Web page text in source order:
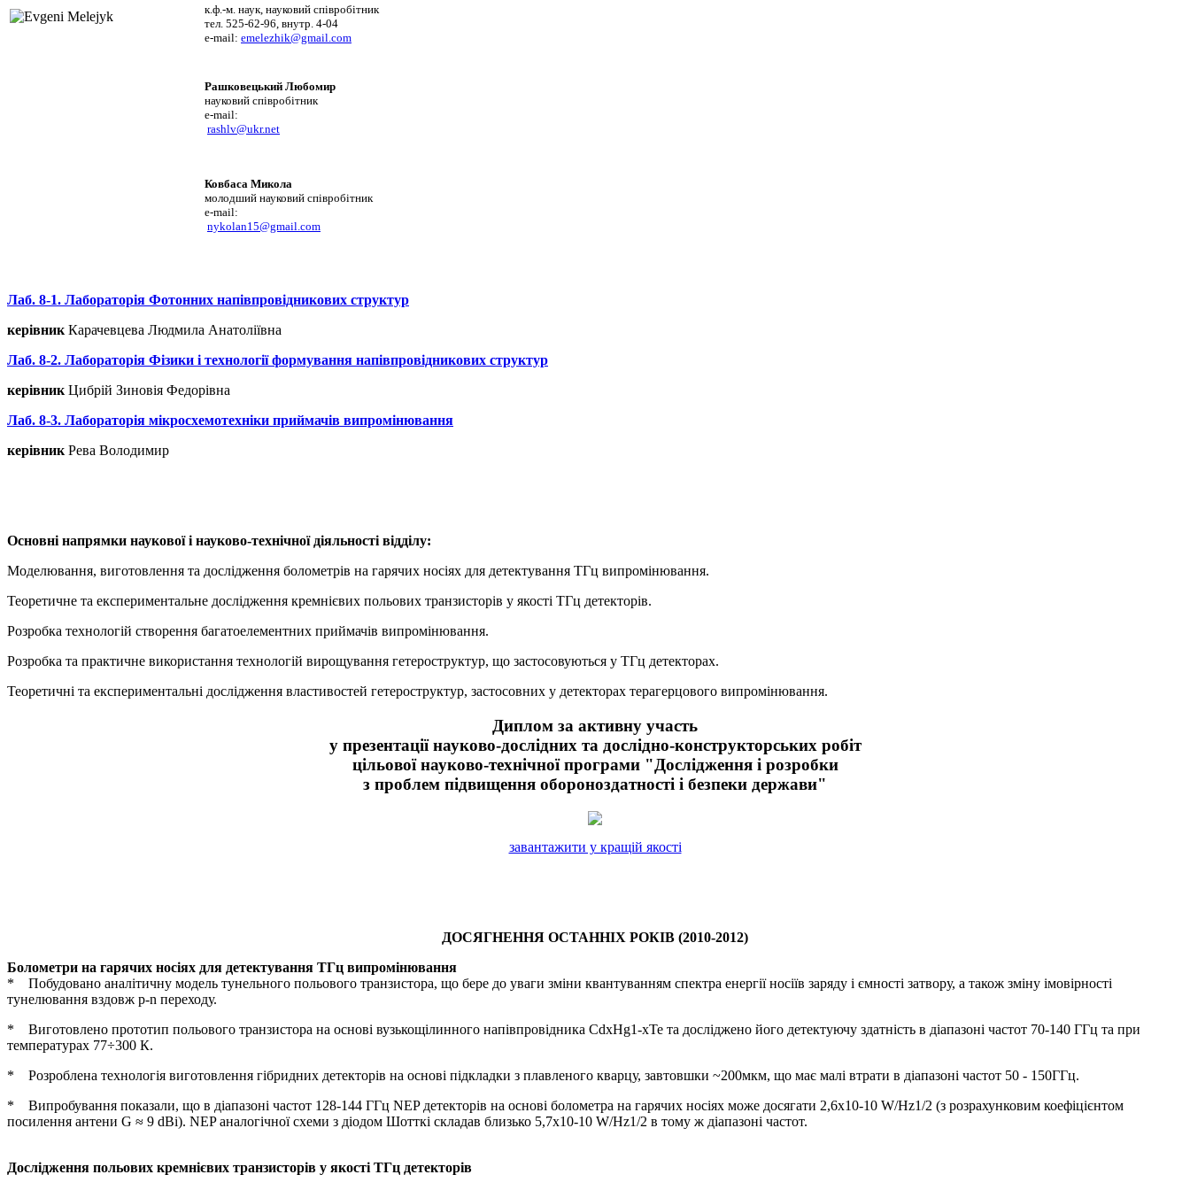
к.ф.-м. наук, науковий співробітник
тел. 525-62-96, внутр. 4-04
e-mail: emelezhik@gmail.com
Рашковецький Любомир
науковий співробітник
e-mail:
rashlv@ukr.net
Ковбаса Микола
молодший науковий співробітник
e-mail:
nykolan15@gmail.com
Лаб. 8-1. Лабораторія Фотонних напівпровідникових структур
керівник Карачевцева Людмила Анатоліївна
Лаб. 8-2. Лабораторія Фізики і технології формування напівпровідникових структур
керівник Цибрій Зиновія Федорівна
Лаб. 8-3. Лабораторія мікросхемотехніки приймачів випромінювання
керівник Рева Володимир
Основні напрямки наукової і науково-технічної діяльності відділу:
Моделювання, виготовлення та дослідження болометрів на гарячих носіях для детектування ТГц випромінювання.
Теоретичне та експериментальне дослідження кремнієвих польових транзисторів у якості ТГц детекторів.
Розробка технологій створення багатоелементних приймачів випромінювання.
Розробка та практичне використання технологій вирощування гетероструктур, що застосовуються у ТГц детекторах.
Теоретичні та експериментальні дослідження властивостей гетероструктур, застосовних у детекторах терагерцового випромінювання.
Диплом за активну участь
у презентації науково-дослідних та дослідно-конструкторських робіт
цільової науково-технічної програми "Дослідження і розробки
з проблем підвищення обороноздатності і безпеки держави"
завантажити у кращій якості
ДОСЯГНЕННЯ ОСТАННІХ РОКІВ (2010-2012)
Болометри на гарячих носіях для детектування ТГц випромінювання
* Побудовано аналітичну модель тунельного польового транзистора, що бере до уваги зміни квантуванням спектра енергії носіїв заряду і ємності затвору, а також зміну імовірності
тунелювання вздовж p-n переходу.
* Виготовлено прототип польового транзистора на основі вузькощілинного напівпровідника CdxHg1-xTe та досліджено його детектуючу здатність в діапазоні частот 70-140 ГГц та при
температурах 77÷300 К.
* Розроблена технологія виготовлення гібридних детекторів на основі підкладки з плавленого кварцу, завтовшки ~200мкм, що має малі втрати в діапазоні частот 50 - 150ГГц.
* Випробування показали, що в діапазоні частот 128-144 ГГц NEP детекторів на основі болометра на гарячих носіях може досягати 2,6х10-10 W/Hz1/2 (з розрахунковим коефіцієнтом
посилення антени G ≈ 9 dBi). NEP аналогічної схеми з діодом Шотткі складав близько 5,7х10-10 W/Hz1/2 в тому ж діапазоні частот.
Дослідження польових кремнієвих транзисторів у якості ТГц детекторів